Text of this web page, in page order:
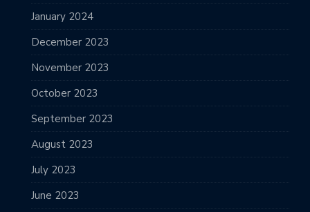
January 2024
December 2023
November 2023
October 2023
September 2023
August 2023
July 2023
June 2023